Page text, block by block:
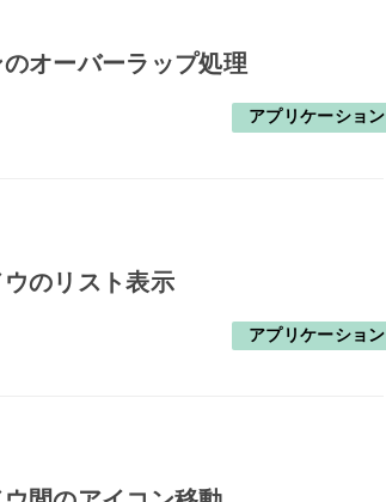
オーバーラップ処理
アプリケーション
のリスト表示
アプリケーション